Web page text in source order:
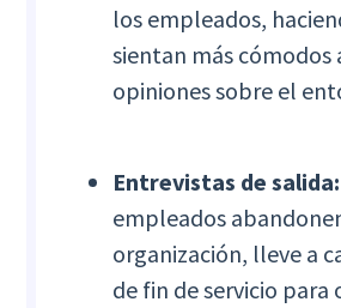
los empleados,
sientan más
opiniones sobre el
Entrevistas de salida:
empleados
organización, lleve a
de fin de servicio